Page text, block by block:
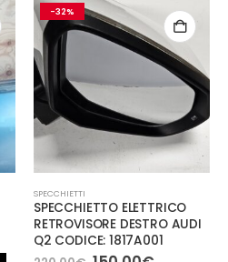
-22%
SPECCHIETTI
SPECCHIETTO RETROVISORE
DESTRO AUDI A1 2011
CODICE: TM41SAEU209